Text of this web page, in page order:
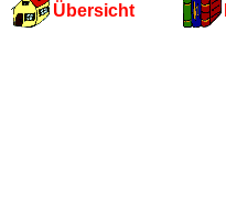
Übersicht